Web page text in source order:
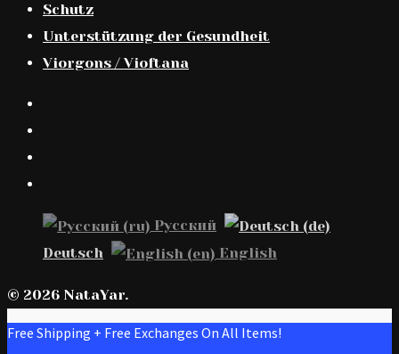
Schutz
Unterstützung der Gesundheit
Viorgons / Vioftana
Русский
Deutsch
English
© 2026 NataYar.
Free Shipping + Free Exchanges On All Items!